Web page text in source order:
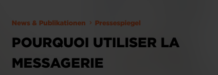
News & Publikationen Pressespiegel
POURQUOI UTILISER LA
MESSAGERIE